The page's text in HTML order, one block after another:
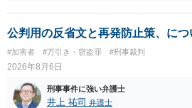
公判用の反省文と再発防止策、につ
#加害者 #万引き・窃盗罪 #刑事裁判
2026年8月6日
刑事事件に強い弁護士
井上 祐司 弁護士